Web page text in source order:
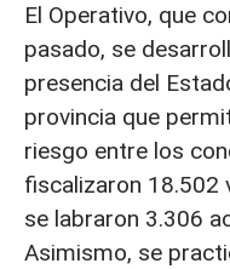
El Operativo, que
pasado, se
presencia del
provincia que
riesgo entre los
fiscalizaron 18.502
se labraron 3.306
Asimismo, se